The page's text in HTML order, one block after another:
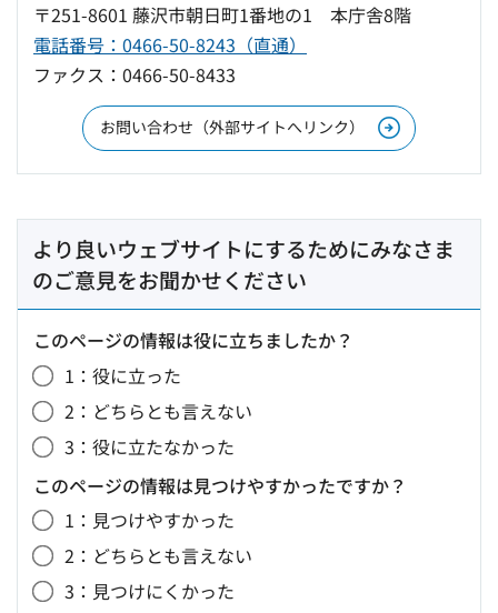
〒251-8601 藤沢市朝日町1番地の1 本庁舎8階
電話番号：0466-50-8243（直通）
ファクス：0466-50-8433
お問い合わせ（外部サイトへリンク）
より良いウェブサイトにするためにみなさま
のご意見をお聞かせください
このページの情報は役に立ちましたか？
1：役に立った
2：どちらとも言えない
3：役に立たなかった
このページの情報は見つけやすかったですか？
1：見つけやすかった
2：どちらとも言えない
3：見つけにくかった